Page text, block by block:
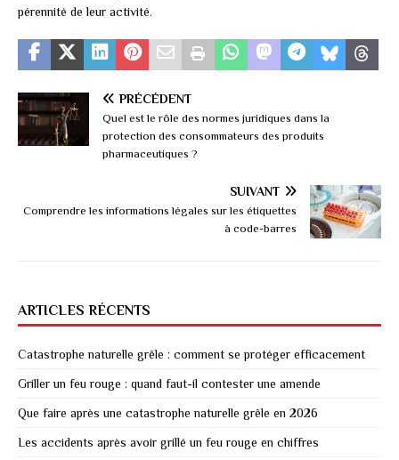
pérennité de leur activité.
PRÉCÉDENT
Quel est le rôle des normes juridiques dans la
protection des consommateurs des produits
pharmaceutiques ?
SUIVANT
Comprendre les informations légales sur les étiquettes
à code-barres
ARTICLES RÉCENTS
Catastrophe naturelle grêle : comment se protéger efficacement
Griller un feu rouge : quand faut-il contester une amende
Que faire après une catastrophe naturelle grêle en 2026
Les accidents après avoir grillé un feu rouge en chiffres